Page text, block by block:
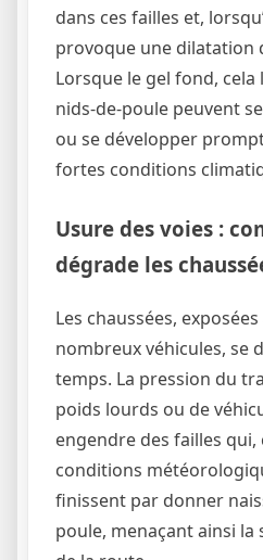
dans ces failles et,
provoque une dilatation
Lorsque le gel fond, cela
nids-de-poule peuvent
ou se développer
fortes conditions
Usure des voies :
dégrade les
Les chaussées,
nombreux véhicules, se
temps. La pression du
poids lourds ou de
engendre des failles qui,
conditions
finissent par donner
poule, menaçant ainsi la